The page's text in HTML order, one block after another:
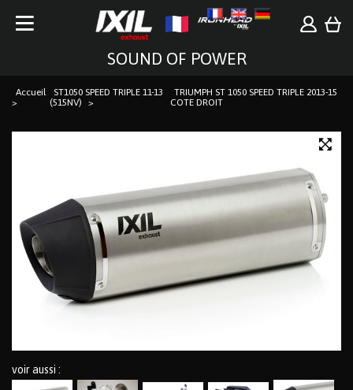
SOUND OF POWER
Accueil
ST1050 SPEED TRIPLE 11-13
(515NV)
TRIUMPH ST 1050 SPEED TRIPLE 2013-15
COTE DROIT
voir aussi :